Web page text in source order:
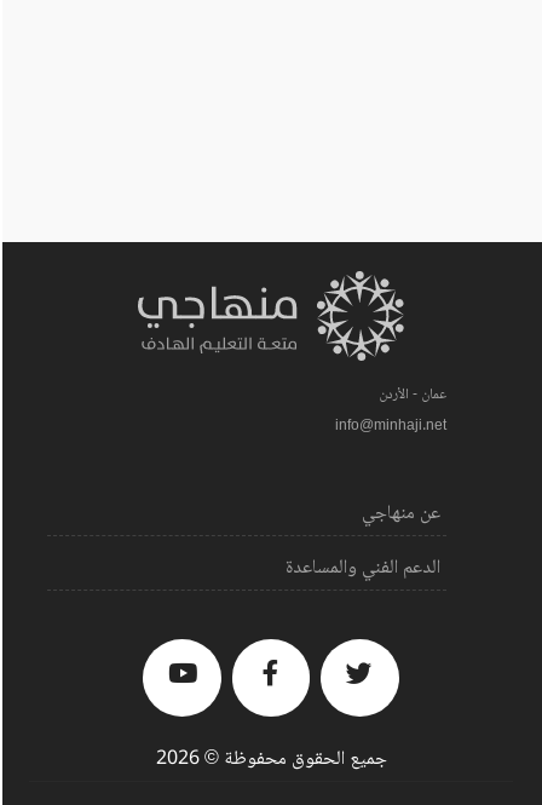
عمان - الأردن
info@minhaji.net
عن منهاجي
الدعم الفني والمساعدة
جميع الحقوق محفوظة © 2026